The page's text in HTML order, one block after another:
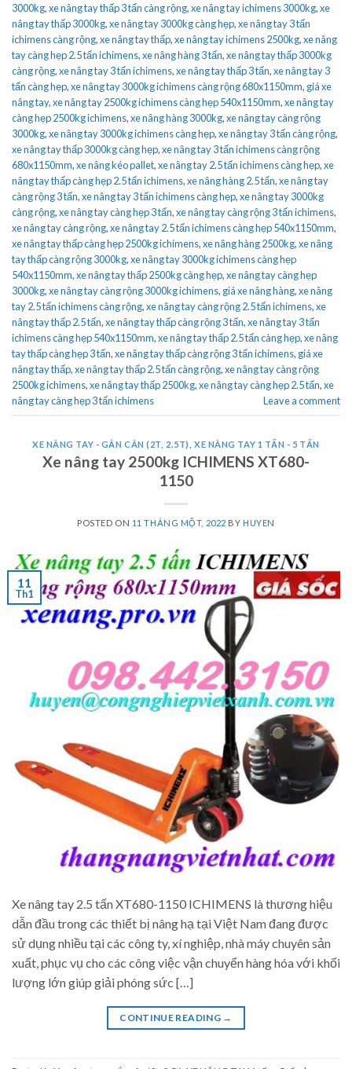
3000kg,xe nâng tay thấp 3 tấn càng rộng,xe nâng tay ichimens 3000kg,xe
nâng tay thấp 3000kg,xe nâng tay 3000kg càng hẹp,xe nâng tay 3 tấn
ichimens càng rộng,xe nâng tay thấp,xe nâng tay ichimens 2500kg,xe nâng
tay càng hẹp 2.5 tấn ichimens,xe nâng hàng 3 tấn,xe nâng tay thấp 3000kg
càng rộng,xe nâng tay 3 tấn ichimens,xe nâng tay thấp 3 tấn,xe nâng tay 3
tấn càng hẹp,xe nâng tay 3000kg ichimens càng rộng 680x1150mm, giá xe
nâng tay,xe nâng tay 2500kg ichimens càng hẹp 540x1150mm,xe nâng tay
càng hẹp 2500kg ichimens,xe nâng hàng 3000kg,xe nâng tay càng rộng
3000kg,xe nâng tay 3000kg ichimens càng hẹp,xe nâng tay 3 tấn càng rộng,
xe nâng tay thấp 3000kg càng hẹp,xe nâng tay 3 tấn ichimens càng rộng
680x1150mm,xe nâng kéo pallet,xe nâng tay 2.5 tấn ichimens càng hẹp,xe
nâng tay thấp càng hẹp 2.5 tấn ichimens,xe nâng hàng 2.5 tấn,xe nâng tay
càng rộng 3 tấn,xe nâng tay 3 tấn ichimens càng hẹp,xe nâng tay 3000kg
càng rộng,xe nâng tay càng hẹp 3 tấn,xe nâng tay càng rộng 3 tấn ichimens,
xe nâng tay càng rộng,xe nâng tay 2.5 tấn ichimens càng hẹp 540x1150mm,
xe nâng tay thấp càng hẹp 2500kg ichimens,xe nâng hàng 2500kg,xe nâng
tay thấp càng rộng 3000kg,xe nâng tay 3000kg ichimens càng hẹp
540x1150mm,xe nâng tay thấp 2500kg càng hẹp,xe nâng tay càng hẹp
3000kg,xe nâng tay càng rộng 3000kg ichimens, giá xe nâng hàng,xe nâng
tay 2.5 tấn ichimens càng rộng,xe nâng tay càng rộng 2.5 tấn ichimens,xe
nâng tay thấp 2.5 tấn,xe nâng tay thấp càng rộng 3 tấn,xe nâng tay 3 tấn
ichimens càng hẹp 540x1150mm,xe nâng tay thấp 2.5 tấn càng hẹp,xe nâng
tay thấp càng hẹp 3 tấn,xe nâng tay thấp càng rộng 3 tấn ichimens, giá xe
nâng tay thấp,xe nâng tay thấp 2.5 tấn càng rộng,xe nâng tay càng rộng
2500kg ichimens,xe nâng tay thấp 2500kg,xe nâng tay càng hẹp 2.5 tấn,xe
nâng tay càng hẹp 3 tấn ichimens
Leave a comment
XE NÂNG TAY - GẮN CÂN (2T, 2.5T) ,XE NÂNG TAY 1 TẤN - 5 TẤN
Xe nâng tay 2500kg ICHIMENS XT680-
1150
POSTED ON 11 THÁNG MỘT, 2022 BYHUYEN
11
Th1
Xe nâng tay 2.5 tấn XT680-1150 ICHIMENS là thương hiệu
dẫn đầu trong các thiết bị nâng hạ tại Việt Nam đang được
sử dụng nhiều tại các công ty, xí nghiệp, nhà máy chuyên sản
xuất, phục vụ cho các công việc vận chuyển hàng hóa với khối
lượng lớn giúp giải phóng sức […]
CONTINUE READING →